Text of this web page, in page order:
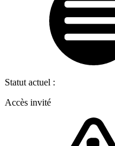
Statut actuel :
Accès invité